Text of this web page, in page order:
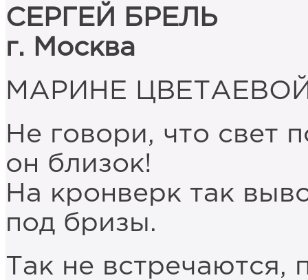
СЕРГЕЙ БРЕЛЬ
г. Москва
МАРИНЕ
Не говори, что свет
он близок!
На кронверк так
под бризы.
Так не встречаются,